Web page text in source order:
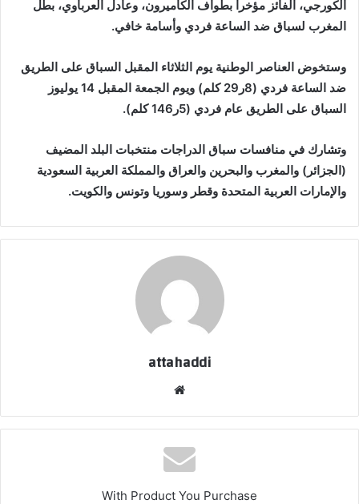
الكورجي، الفائز مؤخرا بطواف الكاميرون، وعادل العرباوي، بطل
المغرب لسباق ضد الساعة فردي وأسامة خافي.
وستخوض العناصر الوطنية يوم الثلاثاء المقبل السباق على الطريق
ضد الساعة فردي (8ر29 كلم) ويوم الجمعة المقبل 14 يوليوز
السباق على الطريق عام فردي (5ر146 كلم).
وتشارك في منافسات سباق الدراجات منتخبات البلد المضيف
(الجزائر) والمغرب والبحرين والعراق والمملكة العربية السعودية
والإمارات العربية المتحدة وقطر وسوريا وتونس والكويت.
attahaddi
With Product You Purchase